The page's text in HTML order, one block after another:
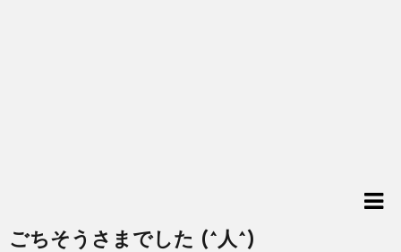
ごちそうさまでした (^人^)